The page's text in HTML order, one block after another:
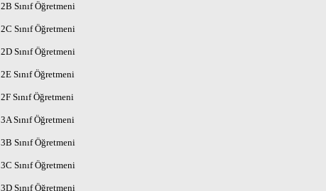
2B Sınıf Öğretmeni
2C Sınıf Öğretmeni
2D Sınıf Öğretmeni
2E Sınıf Öğretmeni
2F Sınıf Öğretmeni
3A Sınıf Öğretmeni
3B Sınıf Öğretmeni
3C Sınıf Öğretmeni
3D Sınıf Öğretmeni